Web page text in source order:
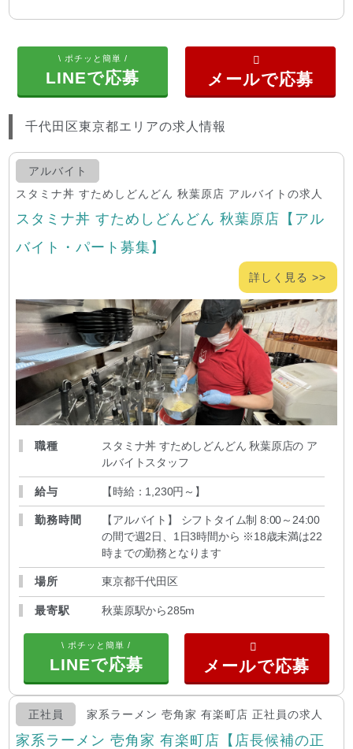
\ ポチッと簡単 /
LINEで応募
千代田区東京都エリアの求人情報
アルバイト
スタミナ丼 すためしどんどん 秋葉原店 アルバイトの求人
スタミナ丼 すためしどんどん 秋葉原店【アル
バイト・パート募集】
詳しく見る >>
職種
スタミナ丼 すためしどんどん 秋葉原店の ア
ルバイトスタッフ
給与 【時給：1,230円～ 】
勤務時間
【アルバイト】 シフトタイム制 8:00～24:00
の間で週2日、1日3時間から ※18歳未満は22
時までの勤務となります
場所 東京都千代田区
最寄駅 秋葉原駅から285m
\ ポチッと簡単 /
LINEで応募
正社員 家系ラーメン 壱角家 有楽町店 正社員の求人
家系ラーメン 壱角家 有楽町店【店長候補の正